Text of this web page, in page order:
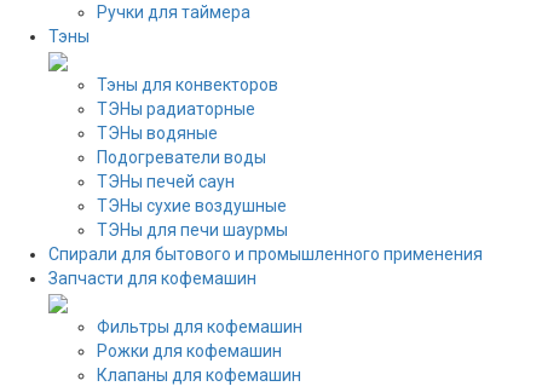
Ручки для таймера
Тэны
Тэны для конвекторов
ТЭНы радиаторные
ТЭНы водяные
Подогреватели воды
ТЭНы печей саун
ТЭНы сухие воздушные
ТЭНы для печи шаурмы
Спирали для бытового и промышленного применения
Запчасти для кофемашин
Фильтры для кофемашин
Рожки для кофемашин
Клапаны для кофемашин